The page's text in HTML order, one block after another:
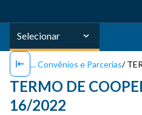
Selecionar
Convênios e Parcerias
TERMO DE
16/2022